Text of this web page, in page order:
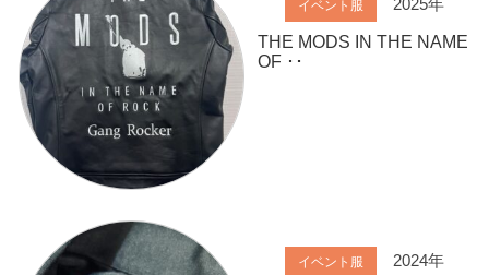
イベント服 2025年
THE MODS IN THE NAME
OF ･･
イベント服 2024年